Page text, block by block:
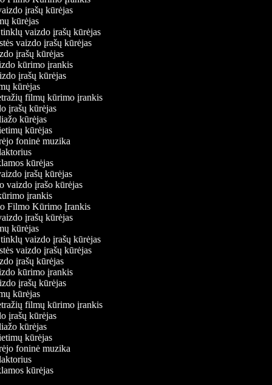
įrašų kūrėjas
kūrėjas
tinklų vaizdo įrašų kūrėjas
vaizdo įrašų kūrėjas
įrašų kūrėjas
kūrimo įrankis
įrašų kūrėjas
kūrėjas
filmų kūrimo įrankis
įrašų kūrėjas
kūrėjas
kūrėjas
foninė muzika
kūrėjas
įrašų kūrėjas
vaizdo įrašo kūrėjas
įrankis
Filmo Kūrimo Įrankis
įrašų kūrėjas
kūrėjas
tinklų vaizdo įrašų kūrėjas
vaizdo įrašų kūrėjas
įrašų kūrėjas
kūrimo įrankis
įrašų kūrėjas
kūrėjas
filmų kūrimo įrankis
įrašų kūrėjas
kūrėjas
kūrėjas
foninė muzika
kūrėjas